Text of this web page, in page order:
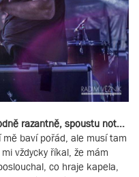
razantně, spoustu not...
mě baví pořád, ale musí tam
vždycky říkal, že mám
co hraje kapela,